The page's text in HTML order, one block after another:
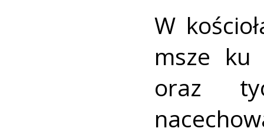
W
msze ku
oraz